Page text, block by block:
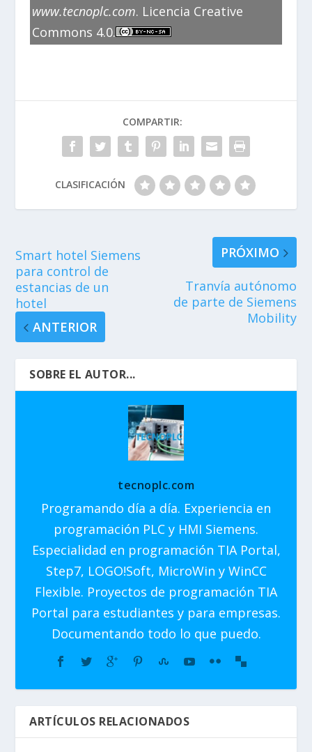
www.tecnoplc.com. Licencia Creative
Commons 4.0.
COMPARTIR:
CLASIFICACIÓN
Smart hotel Siemens
para control de
estancias de un
hotel
ANTERIOR
PRÓXIMO
Tranvía autónomo
de parte de Siemens
Mobility
SOBRE EL AUTOR...
tecnoplc.com
Programando día a día. Experiencia en
programación PLC y HMI Siemens.
Especialidad en programación TIA Portal,
Step7, LOGO!Soft, MicroWin y WinCC
Flexible. Proyectos de programación TIA
Portal para estudiantes y para empresas.
Documentando todo lo que puedo.
ARTÍCULOS RELACIONADOS